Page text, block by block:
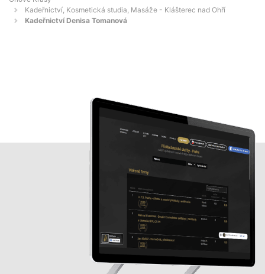
Kadeřnictví, Kosmetická studia, Masáže - Klášterec nad Ohří
Kadeřnictví Denisa Tomanová